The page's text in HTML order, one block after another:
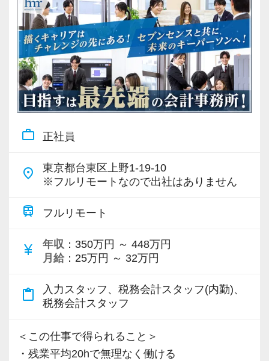
work_outline 正社員
place
東京都台東区上野1-19-10
※フルリモートなので出社はありません
train フルリモート
currency_yen 年収 ：350万円 ～ 448万円
月給 ：25万円 ～ 32万円
content_paste
入力スタッフ、税務会計スタッフ(内勤)、
税務会計スタッフ
＜この仕事で得られること＞
・残業平均20hで無理なく働ける